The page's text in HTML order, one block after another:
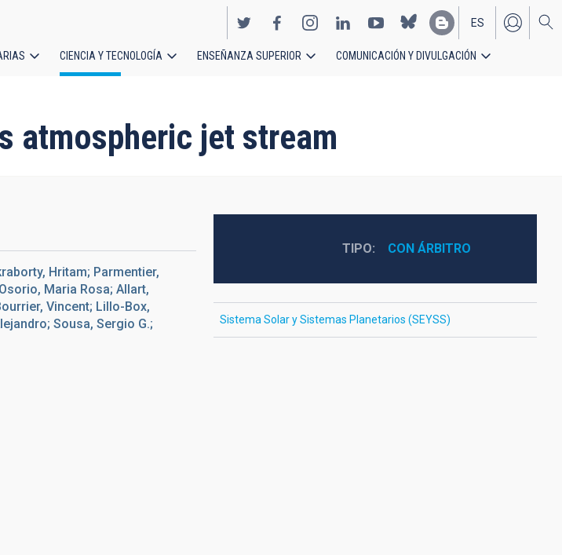
EN
ES
CIENCIA Y TECNOLOGÍA ENSEÑANZA SUPERIOR COMUNICACIÓN Y DIVULGACIÓN
atmospheric jet stream
Hritam; Parmentier,
Maria Rosa; Allart,
Vincent; Lillo-Box,
Sousa, Sergio G.;
TIPO CON ÁRBITRO
Sistema Solar y Sistemas Planetarios (SEYSS)